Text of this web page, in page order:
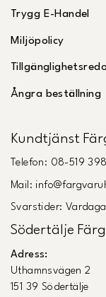
Trygg E-Handel
Miljöpolicy
Ångra beställning
Kundtjänst
Telefon: 08-519
Mail:
Svarstider:
Södertälje
Adress:
Uthamnsvägen 2
151 39 Södertälje